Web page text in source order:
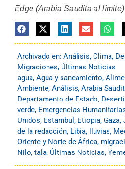
Edge (Arabia Saudita al
Archivado en: Análisis, Clima,
Migraciones, Últimas Noticias
agua, Agua y saneamiento,
Ambiente, Análisis, Arabia
Departamento de Estado,
verde, Emergencias Humanitarias
Unidos, Estambul , Etiopía, Gaza,
de la redacción, Libia, lluvias,
Oriente y Norte de África,
Nilo, tala, Últimas Noticias,